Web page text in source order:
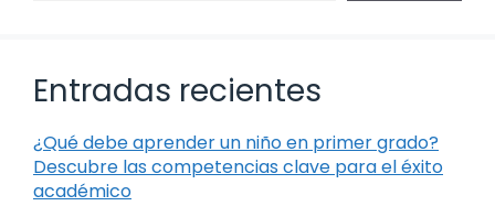
Entradas recientes
¿Qué debe aprender un niño en primer grado?
Descubre las competencias clave para el éxito
académico